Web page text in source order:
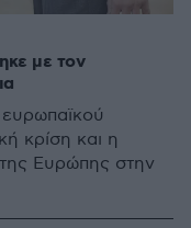
με τον
κρίση και η
Ευρώπης στην